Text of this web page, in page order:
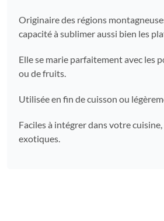
Originaire des régions
capacité à sublimer aussi bien les
Elle se marie parfaitement avec les
ou de fruits.
Utilisée en fin de cuisson ou
Faciles à intégrer dans votre
exotiques.